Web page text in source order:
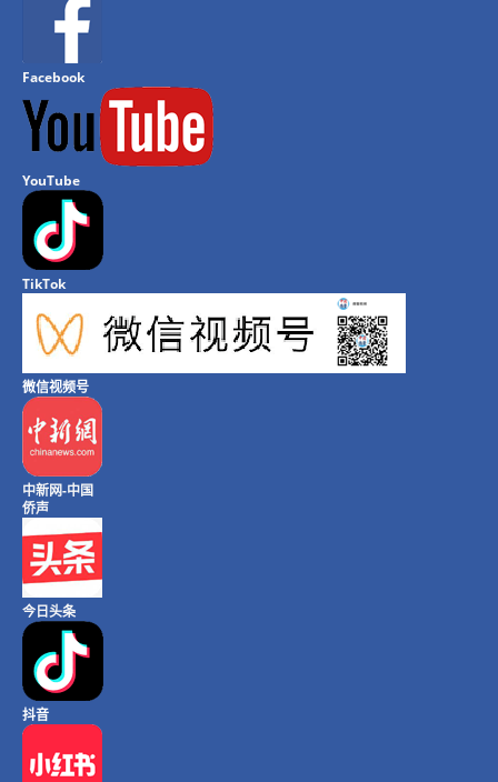
Facebook
YouTube
TikTok
微信视频号
中新网-中国
侨声
今日头条
抖音